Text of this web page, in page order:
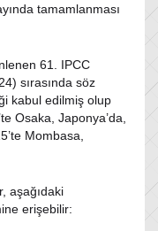
tamamlanması
61. IPCC
sırasında söz
kabul edilmiş olup
Osaka, Japonya’da,
Mombasa,
aşağıdaki
erişebilir: